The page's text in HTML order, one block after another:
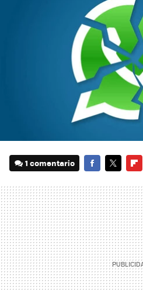
1 comentario